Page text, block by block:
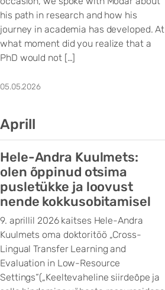
his path in research and how his
journey in academia has developed. At
what moment did you realize that a
PhD would not […]
05.05.2026
Aprill
Hele-Andra Kuulmets:
olen õppinud otsima
pusletükke ja loovust
nende kokkusobitamisel
9. aprillil 2026 kaitses Hele-Andra
Kuulmets oma doktoritöö „Cross-
Lingual Transfer Learning and
Evaluation in Low-Resource
Settings“(„Keeltevaheline siirdeõpe ja